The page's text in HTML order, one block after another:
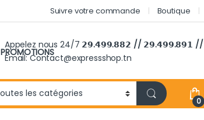
Suivre votre commande Boutique
PROMOTIONS
Appelez nous 24/7 𝟮𝟵.𝟰𝟵𝟵.𝟴𝟴𝟮 // 𝟮𝟵.𝟰𝟵𝟵.𝟴𝟵𝟭
Email: Contact@expressshop.tn
0